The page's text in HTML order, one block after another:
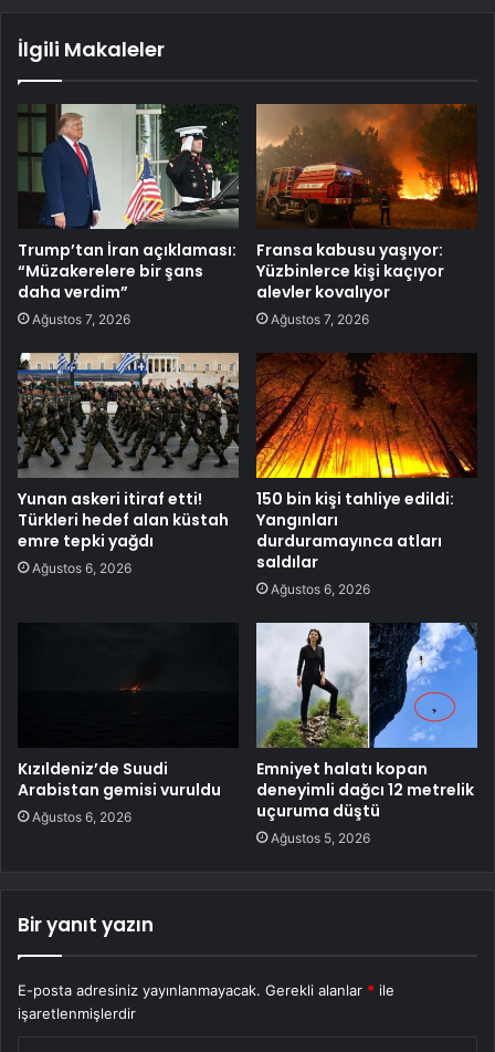
İlgili Makaleler
Trump’tan İran açıklaması:
“Müzakerelere bir şans
daha verdim”
Ağustos 7, 2026
Fransa kabusu yaşıyor:
Yüzbinlerce kişi kaçıyor
alevler kovalıyor
Ağustos 7, 2026
Yunan askeri itiraf etti!
Türkleri hedef alan küstah
emre tepki yağdı
Ağustos 6, 2026
150 bin kişi tahliye edildi:
Yangınları
durduramayınca atları
saldılar
Ağustos 6, 2026
Kızıldeniz’de Suudi
Arabistan gemisi vuruldu
Ağustos 6, 2026
Emniyet halatı kopan
deneyimli dağcı 12 metrelik
uçuruma düştü
Ağustos 5, 2026
Bir yanıt yazın
E-posta adresiniz yayınlanmayacak. Gerekli alanlar * ile
işaretlenmişlerdir